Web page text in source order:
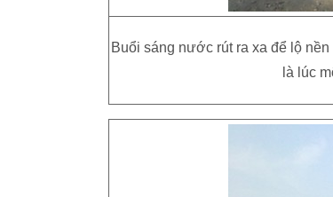
Buổi sáng nước rút ra xa để lộ
là lúc